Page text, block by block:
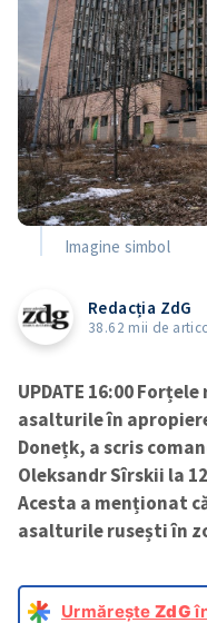
Imagine simbol
Redacția ZdG
38.62 mii de
UPDATE 16:00
asalturile în
Donețk, a scris
Oleksandr Sîrskii la
Acesta a menționat
asalturile rusești în
Urmărește ZdG